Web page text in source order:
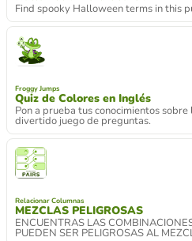
Find spooky Halloween terms in this
Froggy Jumps
Quiz de Colores en Inglés
Pon a prueba tus conocimientos
divertido juego de preguntas.
Relacionar Columnas
MEZCLAS PELIGROSAS
ENCUENTRAS LAS
PUEDEN SER PELIGROSAS AL